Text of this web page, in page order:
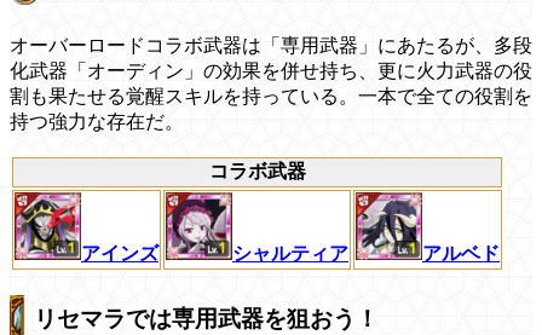
オーバーロードコラボ武器は「専用武器」にあたるが、多段
化武器「オーディン」の効果を併せ持ち、更に火力武器の役
割も果たせる覚醒スキルを持っている。一本で全ての役割を
持つ強力な存在だ。
コラボ武器
アインズ シャルティア アルベド
リセマラでは専用武器を狙おう！